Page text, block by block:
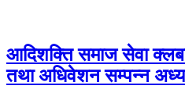
आदिशक्ति समाज सेवा
तथा अधिवेशन सम्पन्न